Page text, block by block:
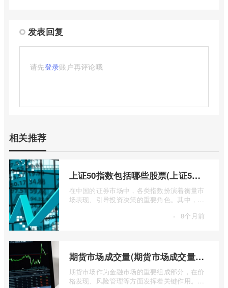
发表回复
请先登录账户再评论哦
相关推荐
上证50指数包括哪些股票(上证50指数包含哪些股票)
在中国的证券市场中，各类指数扮演着衡量市
场表现、引导投资决策的重要角色。其中，上
· 8个月前
期货市场成交量(期货市场成交量萎缩)
期货市场作为金融市场的重要组成部分，在价
格发现、风险管理等方面发挥着关键作用。近